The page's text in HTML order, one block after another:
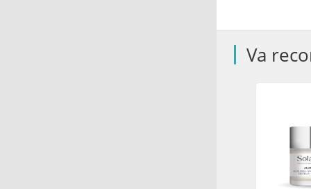
Va